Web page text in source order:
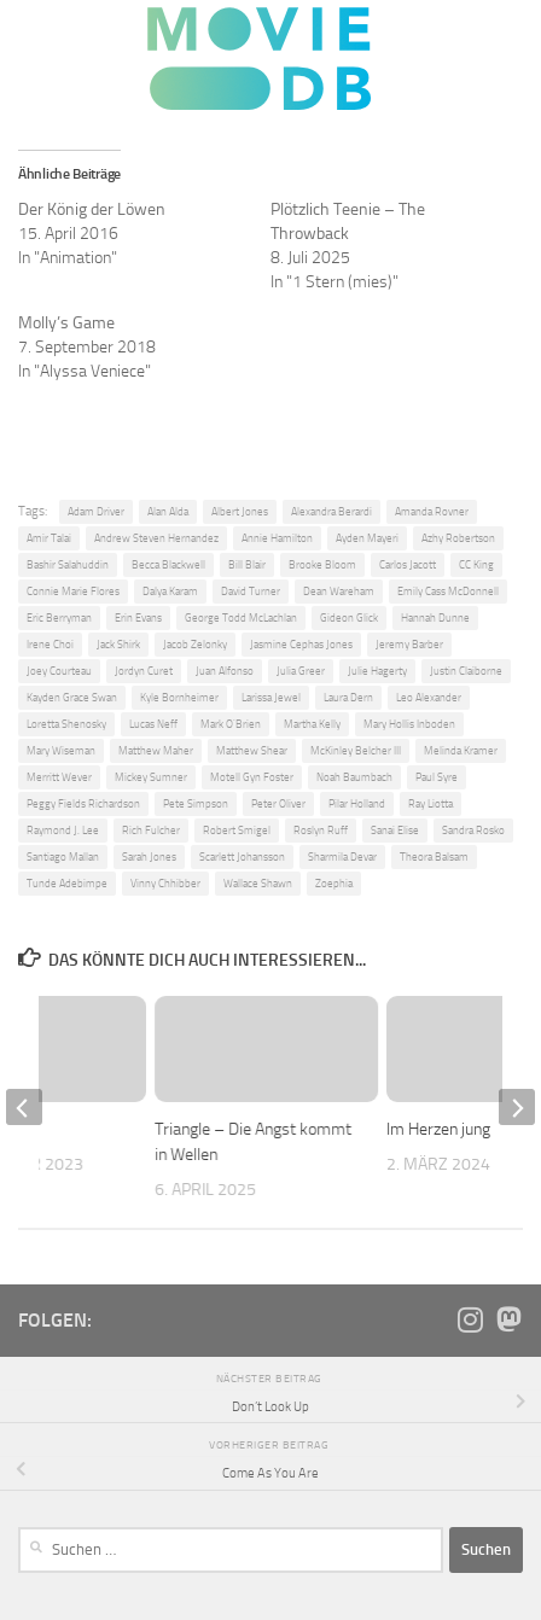
Ähnliche Beiträge
Der König der Löwen
15. April 2016
In "Animation"
Plötzlich Teenie – The
Throwback
8. Juli 2025
In "1 Stern (mies)"
Molly’s Game
7. September 2018
In "Alyssa Veniece"
Tags: Adam Driver Alan Alda Albert Jones Alexandra Berardi Amanda Rovner
Amir Talai Andrew Steven Hernandez Annie Hamilton Ayden Mayeri Azhy Robertson
Bashir Salahuddin Becca Blackwell Bill Blair Brooke Bloom Carlos Jacott CC King
Connie Marie Flores Dalya Karam David Turner Dean Wareham Emily Cass McDonnell
Eric Berryman Erin Evans George Todd McLachlan Gideon Glick Hannah Dunne
Irene Choi Jack Shirk Jacob Zelonky Jasmine Cephas Jones Jeremy Barber
Joey Courteau Jordyn Curet Juan Alfonso Julia Greer Julie Hagerty Justin Claiborne
Kayden Grace Swan Kyle Bornheimer Larissa Jewel Laura Dern Leo Alexander
Loretta Shenosky Lucas Neff Mark O'Brien Martha Kelly Mary Hollis Inboden
Mary Wiseman Matthew Maher Matthew Shear McKinley Belcher III Melinda Kramer
Merritt Wever Mickey Sumner Motell Gyn Foster Noah Baumbach Paul Syre
Peggy Fields Richardson Pete Simpson Peter Oliver Pilar Holland Ray Liotta
Raymond J. Lee Rich Fulcher Robert Smigel Roslyn Ruff Sanai Elise Sandra Rosko
Santiago Mallan Sarah Jones Scarlett Johansson Sharmila Devar Theora Balsam
Tunde Adebimpe Vinny Chhibber Wallace Shawn Zoephia
DAS KÖNNTE DICH AUCH INTERESSIEREN...
Triangle – Die Angst kommt
in Wellen
6. APRIL 2025
Im Herzen jung
2. MÄRZ 2024
2023
FOLGEN:
NÄCHSTER BEITRAG
Don’t Look Up
VORHERIGER BEITRAG
Come As You Are